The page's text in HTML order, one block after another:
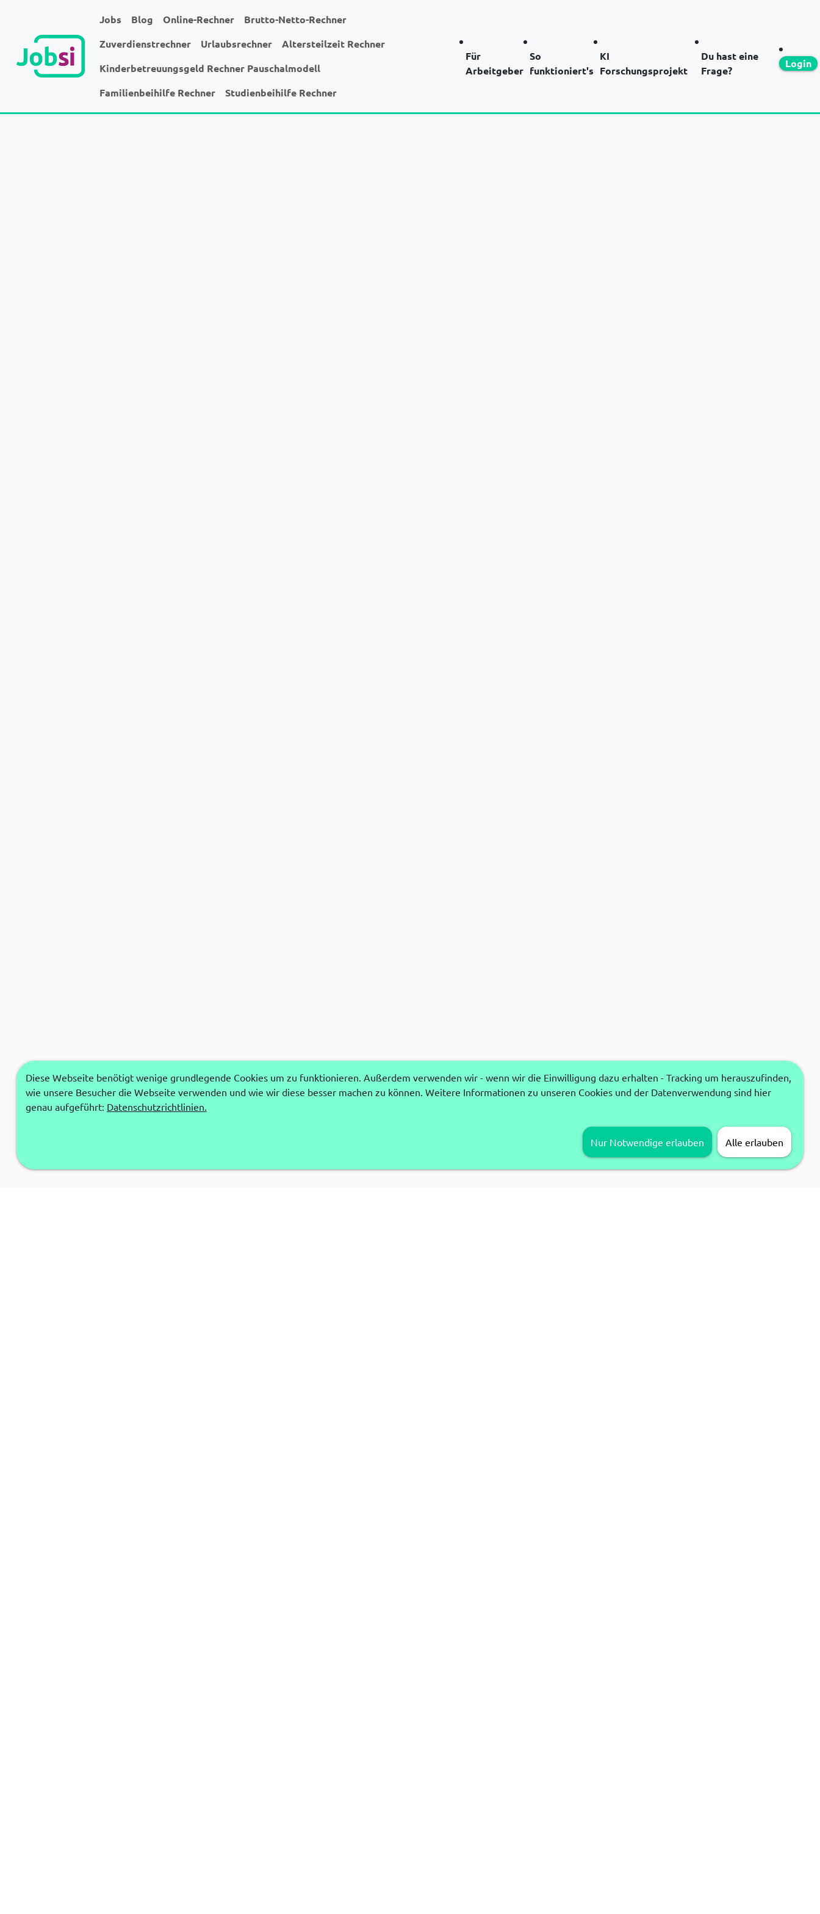
Jobs Blog Online-Rechner
Brutto-Netto-Rechner
Zuverdienstrechner
Urlaubsrechner
Altersteilzeit Rechner
Kinderbetreuungsgeld Rechner Pauschalmodell
Familienbeihilfe Rechner
Studienbeihilfe Rechner
Für
Arbeitgeber
So
funktioniert's
KI
Forschungsprojekt
Du hast eine
Frage?
Login
Diese Webseite benötigt wenige grundlegende Cookies um zu funktionieren. Außerdem verwenden wir - wenn wir die Einwilligung dazu erhalten - Tracking um herauszufinden,
wie unsere Besucher die Webseite verwenden und wie wir diese besser machen zu können. Weitere Informationen zu unseren Cookies und der Datenverwendung sind hier
genau aufgeführt: Datenschutzrichtlinien.
Nur Notwendige erlauben Alle erlauben